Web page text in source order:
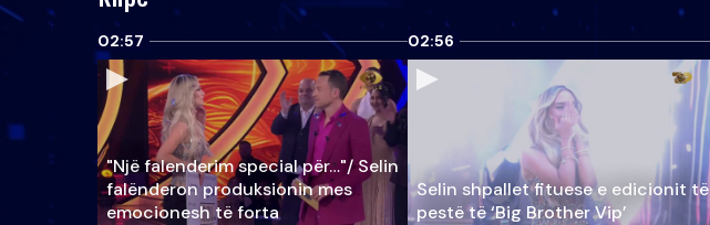
02:57
"Një falenderim special për…"/ Selin
falënderon produksionin mes
emocionesh të forta
02:56
Selin shpallet fituese e edicionit të
pestë të ‘Big Brother Vip’